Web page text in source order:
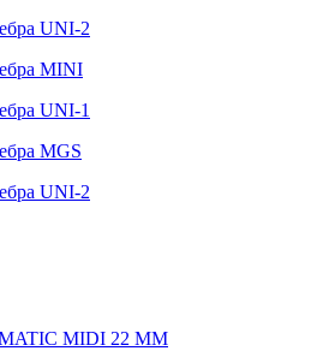
UNI-2
MINI
UNI-1
MGS
UNI-2
MIDI 22 ММ